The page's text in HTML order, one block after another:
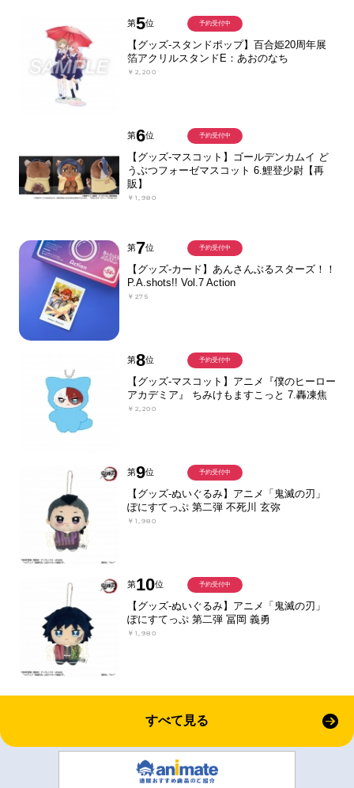
第5位
【グッズ-スタンドポップ】百合姫20周年展
箔アクリルスタンドE：あおのなち
￥2,200
予約受付中
第6位
【グッズ-マスコット】ゴールデンカムイ ど
うぶつフォーゼマスコット 6.鯉登少尉【再
販】
￥1,980
予約受付中
第7位
【グッズ-カード】あんさんぶるスターズ！！
P.A.shots!! Vol.7 Action
￥275
予約受付中
第8位
【グッズ-マスコット】アニメ『僕のヒーロー
アカデミア』 ちみけもますこっと 7.轟凍焦
￥2,200
予約受付中
第9位
【グッズ-ぬいぐるみ】アニメ「鬼滅の刃」
ぽにすてっぷ 第二弾 不死川 玄弥
￥1,980
予約受付中
第10位
【グッズ-ぬいぐるみ】アニメ「鬼滅の刃」
ぽにすてっぷ 第二弾 冨岡 義勇
￥1,980
予約受付中
すべて見る